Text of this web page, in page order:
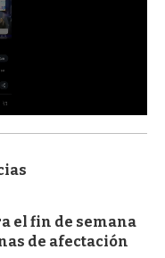
el fin de semana
de afectación